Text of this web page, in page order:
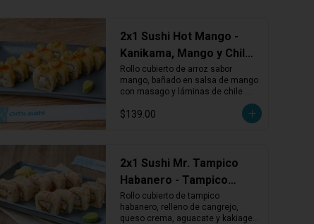
2x1 Sushi Hot Mango -
Kanikama, Mango y Chile
Serrano
Rollo cubierto de arroz sabor
mango, bañado en salsa de mango
con masago y láminas de chile
serrano tempurizado. Relleno de
piña, kanikama, aguacate y queso
$139.00
2x1 Sushi Mr. Tampico
Habanero - Tampico
Picante, Cangrejo y
Queso
Rollo cubierto de tampico
habanero, relleno de cangrejo,
queso crema, aguacate y kakiage